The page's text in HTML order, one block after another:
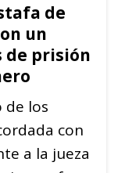
de
un
de prisión
de los
con
a la jueza